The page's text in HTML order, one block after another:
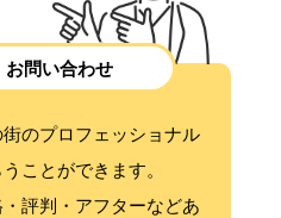
お問い合わせ
のプロフェッショナル
ことができます。
評判・アフターなどあ